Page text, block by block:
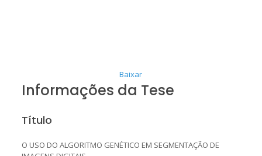
Baixar
Informações da Tese
Título
O USO DO ALGORITMO GENÉTICO EM SEGMENTAÇÃO DE